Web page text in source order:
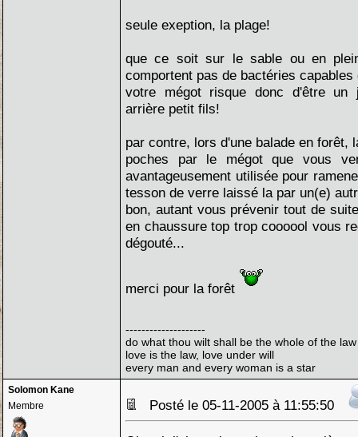
seule exeption, la plage!
que ce soit sur le sable ou en
comportent pas de bactéries
votre mégot risque donc d'être un
arrière petit fils!
par contre, lors d'une balade en forêt,
poches par le mégot que vous
avantageusement utilisée pour
tesson de verre laissé la par un(e)
bon, autant vous prévenir tout de
en chaussure top trop coooool vous
dégouté...
merci pour la forêt
--------------------
do what thou wilt shall be the whole of the law
love is the law, love under will
every man and every woman is a star
Solomon Kane
Membre
Posté le 05-11-2005 à 11:55:50